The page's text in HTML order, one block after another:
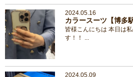
2024.05.16
カラースーツ【博多
皆様こんにちは 本日は
す！！ ...
2024.05.09